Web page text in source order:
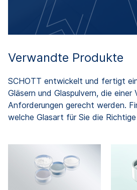
Verwandte Produkte
SCHOTT entwickelt und fertigt
Gläsern und Glaspulvern, die einer
Anforderungen gerecht werden.
welche Glasart für Sie die